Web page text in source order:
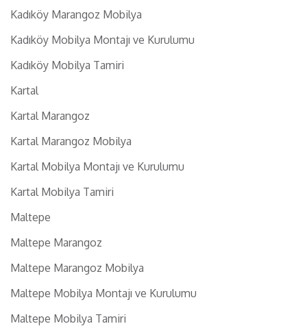
Kadıköy Marangoz Mobilya
Kadıköy Mobilya Montajı ve Kurulumu
Kadıköy Mobilya Tamiri
Kartal
Kartal Marangoz
Kartal Marangoz Mobilya
Kartal Mobilya Montajı ve Kurulumu
Kartal Mobilya Tamiri
Maltepe
Maltepe Marangoz
Maltepe Marangoz Mobilya
Maltepe Mobilya Montajı ve Kurulumu
Maltepe Mobilya Tamiri